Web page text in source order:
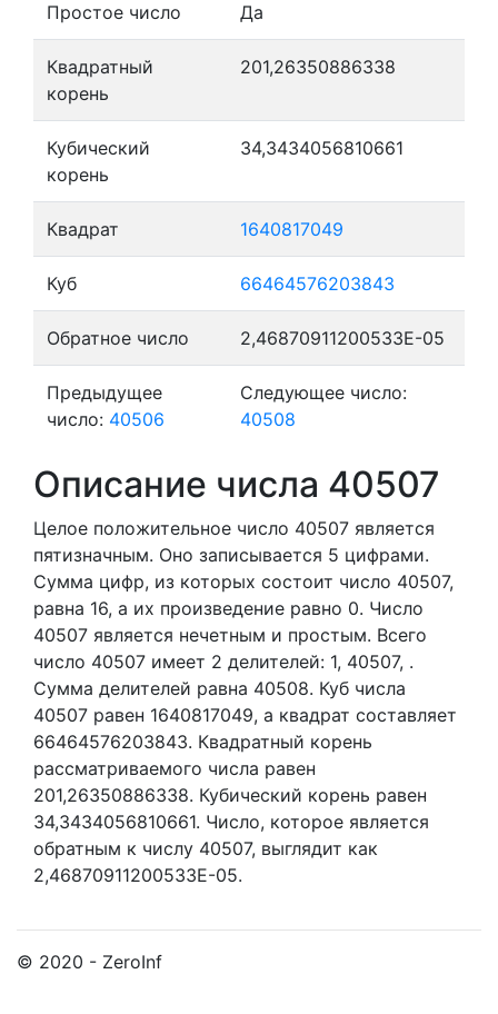
Простое число Да
Квадратный
корень
201,26350886338
Кубический
корень
34,3434056810661
Квадрат 1640817049
Куб 66464576203843
Обратное число 2,46870911200533E-05
Предыдущее
число: 40506
Следующее число:
40508
Описание числа 40507
Целое положительное число 40507 является
пятизначным. Оно записывается 5 цифрами.
Сумма цифр, из которых состоит число 40507,
равна 16, а их произведение равно 0. Число
40507 является нечетным и простым. Всего
число 40507 имеет 2 делителей: 1, 40507, .
Сумма делителей равна 40508. Куб числа
40507 равен 1640817049, а квадрат составляет
66464576203843. Квадратный корень
рассматриваемого числа равен
201,26350886338. Кубический корень равен
34,3434056810661. Число, которое является
обратным к числу 40507, выглядит как
2,46870911200533E-05.
© 2020 - ZeroInf